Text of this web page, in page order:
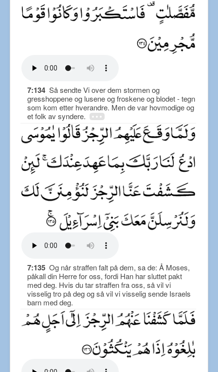
7:134 Så sendte Vi over dem stormen og
gresshoppene og lusene og froskene og blodet - tegn
som kom etter hverandre. Men de var hovmodige og
et folk av syndere.
7:135 Og når straffen falt på dem, sa de: Å Moses,
påkall din Herre for oss, fordi Han har sluttet pakt
med deg. Hvis du tar straffen fra oss, så vil vi
visselig tro på deg og så vil vi visselig sende Israels
barn med deg.